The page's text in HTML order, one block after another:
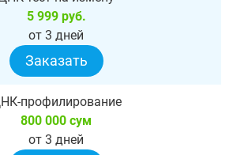
5 999 руб.
от 3 дней
Заказать
профилирование
800 000 сум
от 3 дней